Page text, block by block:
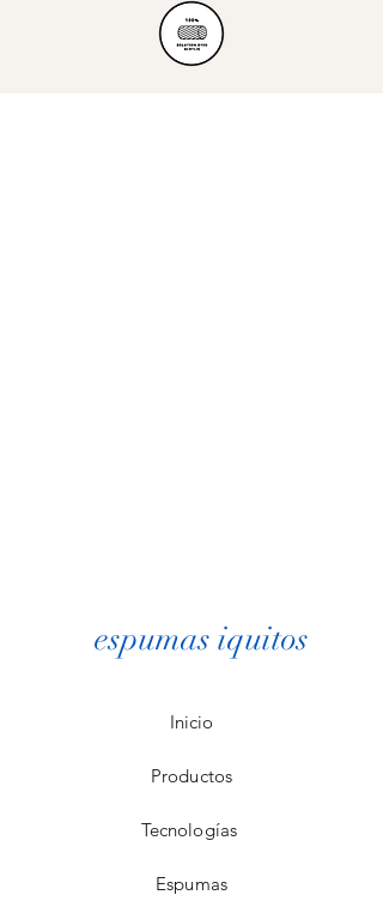
espumas iquitos
Inicio
Productos
Tecnologías
Espumas